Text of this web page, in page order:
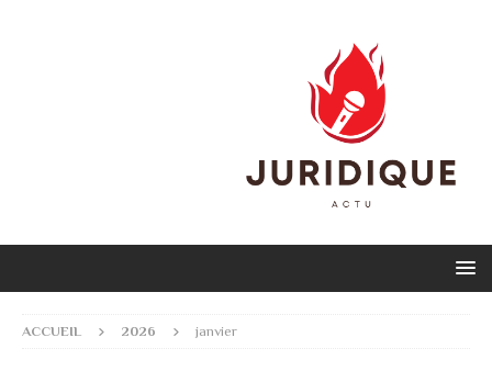
ACCUEIL 2026 janvier